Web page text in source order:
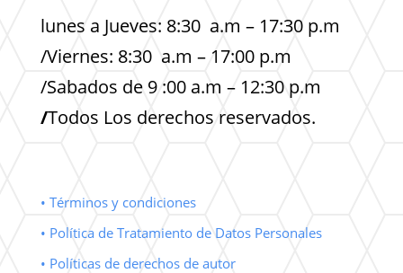
lunes a Jueves: 8:30 a.m – 17:30 p.m
/Viernes: 8:30 a.m – 17:00 p.m
/Sabados de 9 :00 a.m – 12:30 p.m
/Todos Los derechos reservados.
• Términos y condiciones
• Política de Tratamiento de Datos Personales
• Políticas de derechos de autor